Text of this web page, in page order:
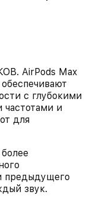
AirPods Max
с глубокими
и
для
предыдущего
звук.